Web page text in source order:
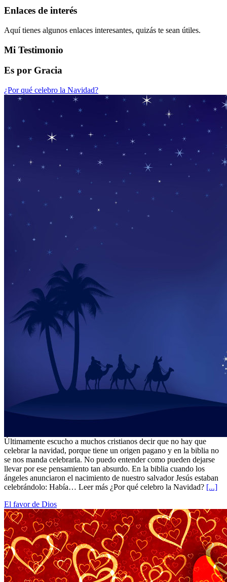
Enlaces de interés
Aquí tienes algunos enlaces interesantes, quizás te sean útiles.
Mi Testimonio
Es por Gracia
¿Por qué celebro la Navidad?
Últimamente escucho a muchos cristianos decir que no hay que
celebrar la navidad, porque tiene un origen pagano y en la biblia no
se nos manda celebrarla. No puedo entender como pueden dejarse
llevar por ese pensamiento tan absurdo. En la biblia cuando los
ángeles anunciaron el nacimiento de nuestro salvador Jesús estaban
celebrándolo: Había… Leer más ¿Por qué celebro la Navidad? [...]
El favor de Dios